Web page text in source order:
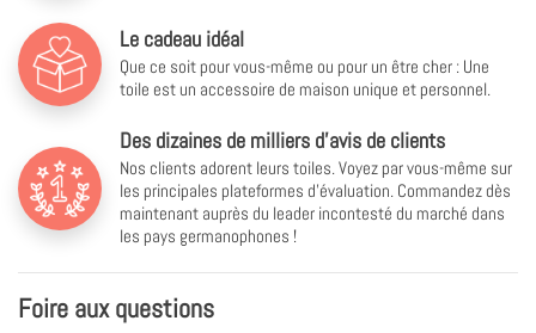
Le cadeau idéal
Que ce soit pour vous-même ou pour un être cher : Une
toile est un accessoire de maison unique et personnel.
Des dizaines de milliers d'avis de clients
Nos clients adorent leurs toiles. Voyez par vous-même sur
les principales plateformes d'évaluation. Commandez dès
maintenant auprès du leader incontesté du marché dans
les pays germanophones !
Foire aux questions